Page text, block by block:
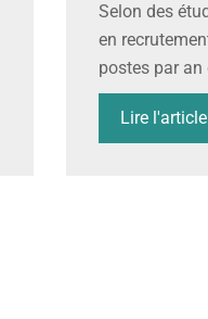
Selon des
en
postes par an
Lire l'article